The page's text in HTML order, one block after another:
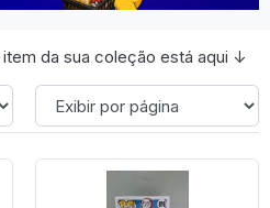
da sua coleção está aqui ↓